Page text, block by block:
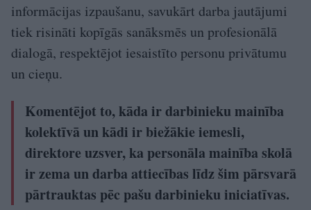
informācijas izpaušanu, savukārt darba jautājumi
tiek risināti kopīgās sanāksmēs un profesionālā
dialogā, respektējot iesaistīto personu privātumu
un cieņu.
Komentējot to, kāda ir darbinieku mainība
kolektīvā un kādi ir biežākie iemesli,
direktore uzsver, ka personāla mainība skolā
ir zema un darba attiecības līdz šim pārsvarā
pārtrauktas pēc pašu darbinieku iniciatīvas.